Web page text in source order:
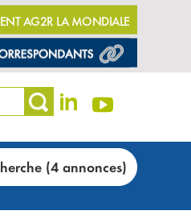
AG2R LA MONDIALE
(4 annonces)